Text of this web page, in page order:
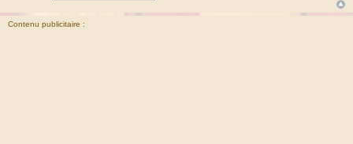
Contenu publicitaire :